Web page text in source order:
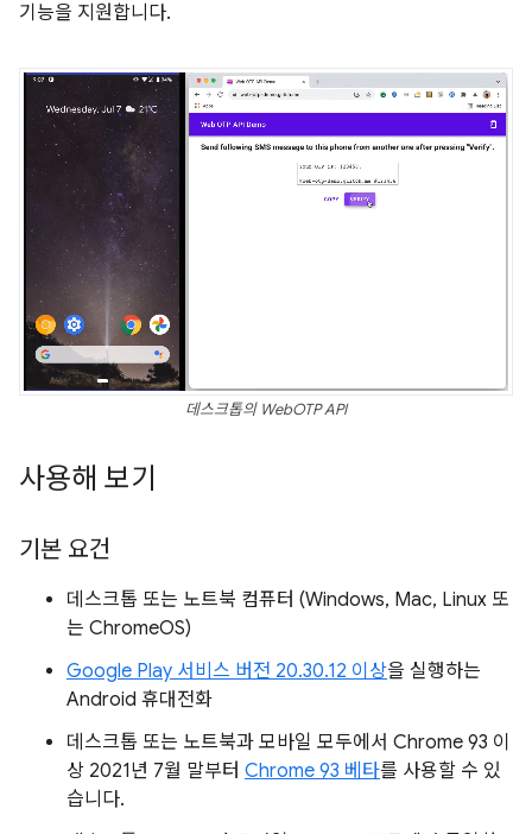
기능을 지원합니다.
데스크톱의 WebOTP API
사용해 보기
기본 요건
데스크톱 또는 노트북 컴퓨터 (Windows, Mac, Linux 또
는 ChromeOS)
Google Play 서비스 버전 20.30.12 이상을 실행하는
Android 휴대전화
데스크톱 또는 노트북과 모바일 모두에서 Chrome 93 이
상 2021년 7월 말부터 Chrome 93 베타를 사용할 수 있
습니다.